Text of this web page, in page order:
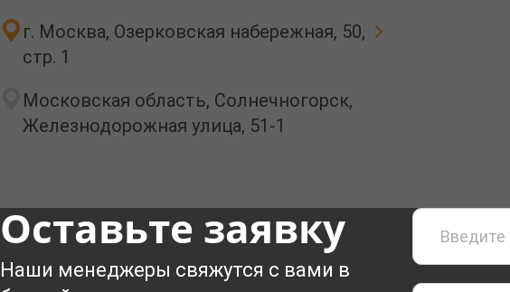
г. Москва, Озерковская набережная, 50,
стр. 1
Московская область, Солнечногорск,
Железнодорожная улица, 51-1
Оставьте заявку
Наши менеджеры свяжутся с вами в